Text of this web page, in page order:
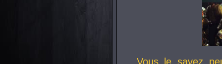
Vous le savez